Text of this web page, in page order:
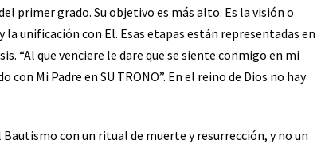
primer grado. Su objetivo es más alto. Es la visión o
unificación con El. Esas etapas están representadas en
“Al que venciere le dare que se siente conmigo en mi
Mi Padre en SU TRONO”. En el reino de Dios no hay
con un ritual de muerte y resurrección, y no un